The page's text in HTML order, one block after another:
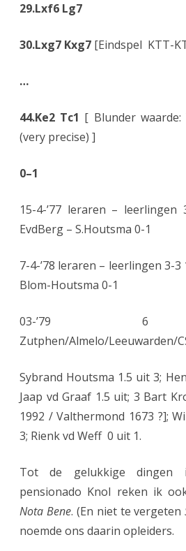
29.Lxf6 Lg7
30.Lxg7 Kxg7 [Eindspel KTT-
…
44.Ke2 Tc1 [ Blunder waarde:
(very precise) ]
0–1
15-4-’77 leraren – leerlingen
EvdBerg – S.Houtsma 0-1
7-4-’78 leraren – leerlingen 3-3
Blom-Houtsma 0-1
03-’79 6
Zutphen/Almelo/Leeuwarden/
Sybrand Houtsma 1.5 uit 3;
Jaap vd Graaf 1.5 uit; 3 Bart
1992 / Valthermond 1673 ?];
3; Rienk vd Weff 0 uit 1.
Tot de gelukkige
pensionado Knol reken ik
Nota Bene. (En niet te vergeten
noemde ons daarin opleiders.